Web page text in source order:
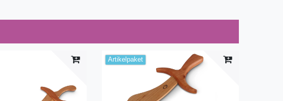
Artikelpaket